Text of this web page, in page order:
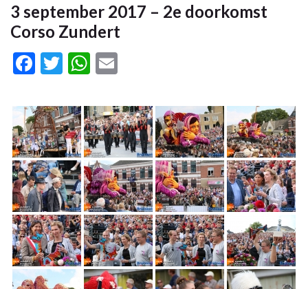
3 september 2017 – 2e doorkomst
Corso Zundert
Facebook
TwitterWhatsApp